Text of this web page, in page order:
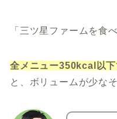
「三ツ星ファームを食
全メニュー350kcal以下
と、ボリュームが少な